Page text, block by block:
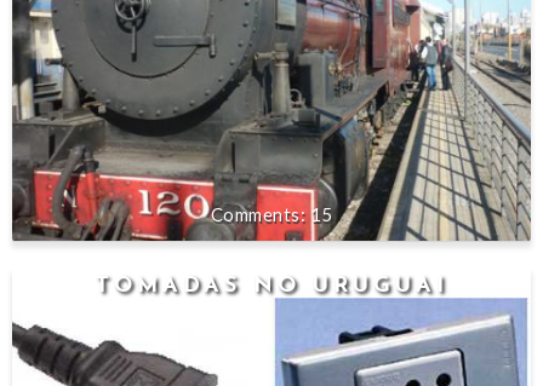
15
TOMADAS NO URUGUAI